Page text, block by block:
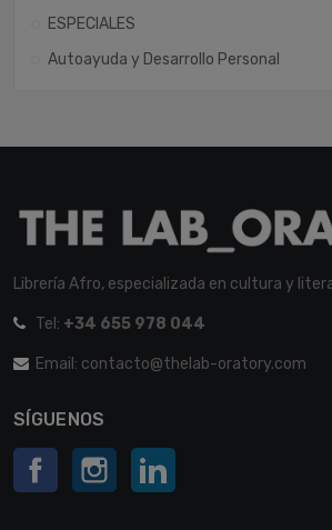
ESPECIALES
Autoayuda y Desarrollo Personal
Librería Afro, especializada en cultura y
Tel: +34 655 978 044
Email: contacto@thelab-oratory.com
SÍGUENOS
Facebook Instagram